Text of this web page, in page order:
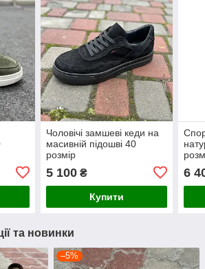
Чоловічі замшеві кеди на
масивній підошві 40
розмір
5 100₴
Купити
6
та новинки
–5%